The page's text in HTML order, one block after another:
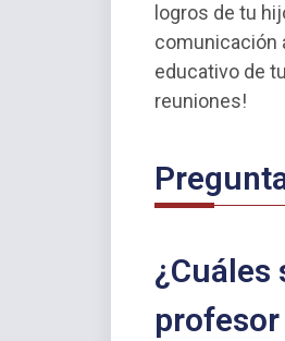
logros de tu
comunicación
educativo de
reuniones!
¿Cuáles